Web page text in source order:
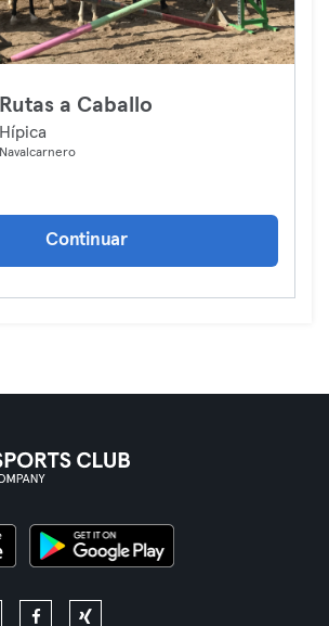
Rutas a Caballo
Hípica
Navalcarnero
Continuar